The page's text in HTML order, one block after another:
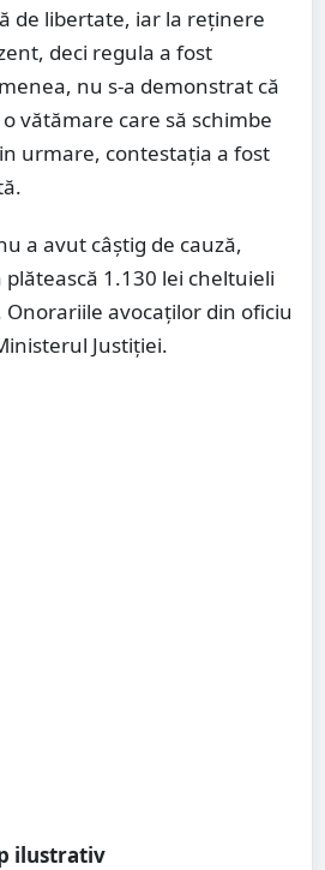
de libertate, iar la reținere
deci regula a fost
nu s-a demonstrat că
vătămare care să schimbe
urmare, contestația a fost
a avut câștig de cauză,
1.130 lei cheltuieli
avocaților din oficiu
Justiției.
ilustrativ